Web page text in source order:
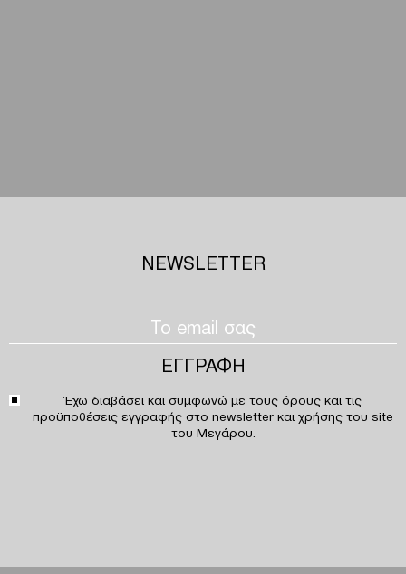
NEWSLETTER
Έχω διαβάσει και συμφωνώ με τους όρους και τις
προϋποθέσεις εγγραφής στο newsletter και χρήσης του site
του Μεγάρου.